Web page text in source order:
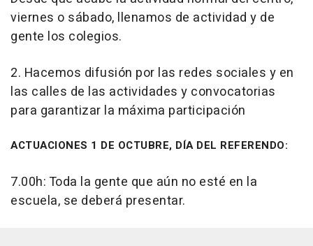
viernes o sábado, llenamos de actividad y de
gente los colegios.
2. Hacemos difusión por las redes sociales y en
las calles de las actividades y convocatorias
para garantizar la máxima participación
ACTUACIONES 1 DE OCTUBRE, DÍA DEL REFERENDO:
7.00h: Toda la gente que aún no esté en la
escuela, se deberá presentar.